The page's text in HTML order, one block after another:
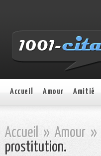
Accueil Amour Amitié
Accueil » Amour »
prostitution.